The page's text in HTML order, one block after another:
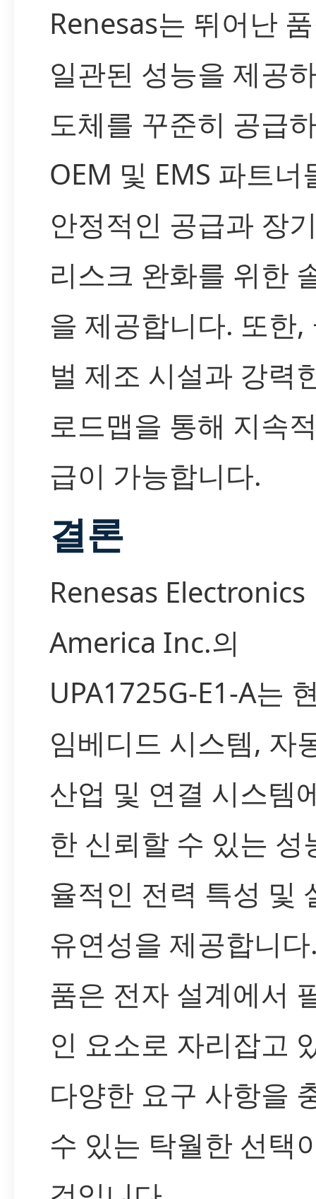
Renesas는 뛰어난
일관된 성능을 제공
도체를 꾸준히 공급
OEM 및 EMS 파트너
안정적인 공급과 장
리스크 완화를 위한
을 제공합니다. 또한,
벌 제조 시설과 강력
로드맵을 통해 지속
급이 가능합니다.
결론
Renesas Electronics
America Inc.의
UPA1725G-E1-A는
임베디드 시스템, 자
산업 및 연결 시스템
한 신뢰할 수 있는 성
율적인 전력 특성 및
유연성을 제공합니
품은 전자 설계에서
인 요소로 자리잡고
다양한 요구 사항을
수 있는 탁월한 선택